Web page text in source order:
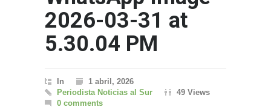
2026-03-31 at
5.30.04 PM
In
1 abril, 2026
Periodista Noticias al Sur
49 Views
0 comments